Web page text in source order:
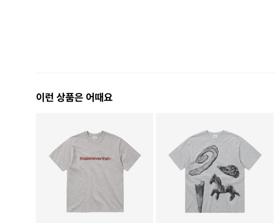
이런 상품은 어때요